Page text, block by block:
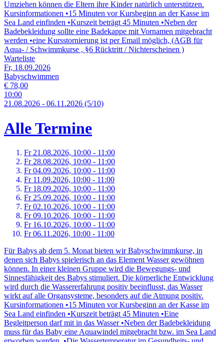
Umziehen können die Eltern ihre Kinder natürlich unterstützen.
Kursinformationen •15 Minuten vor Kursbeginn an der Kasse im
Sea Land einfinden •Kurszeit beträgt 45 Minuten •Neben der
Badebekleidung sollte eine Badekappe mit Vornamen mitgebracht
werden •eine Kursstornierung ist per Email möglich, (AGB für
Aqua- / Schwimmkurse , §6 Rücktritt / Nichterscheinen )
Warteliste
Fr, 18.09.2026
Babyschwimmen
€ 78,00
10:00
21.08.2026 - 06.11.2026 (5/10)
Alle Termine
Fr 21.08.2026, 10:00 - 11:00
Fr 28.08.2026, 10:00 - 11:00
Fr 04.09.2026, 10:00 - 11:00
Fr 11.09.2026, 10:00 - 11:00
Fr 18.09.2026, 10:00 - 11:00
Fr 25.09.2026, 10:00 - 11:00
Fr 02.10.2026, 10:00 - 11:00
Fr 09.10.2026, 10:00 - 11:00
Fr 16.10.2026, 10:00 - 11:00
Fr 06.11.2026, 10:00 - 11:00
Für Babys ab dem 5. Monat bieten wir Babyschwimmkurse, in
denen sich Babys spielerisch an das Element Wasser gewöhnen
können. In einer kleinen Gruppe wird die Bewegungs- und
Sinnesfähigkeit des Babys stimuliert. Die körperliche Entwicklung
wird durch die Wassererfahrung positiv beeinflusst, das Wasser
wirkt auf alle Organsysteme, besonders auf die Atmung positiv.
Kursinformationen •15 Minuten vor Kursbeginn an der Kasse im
Sea Land einfinden •Kurszeit beträgt 45 Minuten •Eine
Begleitperson darf mit in das Wasser •Neben der Badebekleidung
muss für das Baby eine Aquawindel mitgebracht bzw. im Sea Land